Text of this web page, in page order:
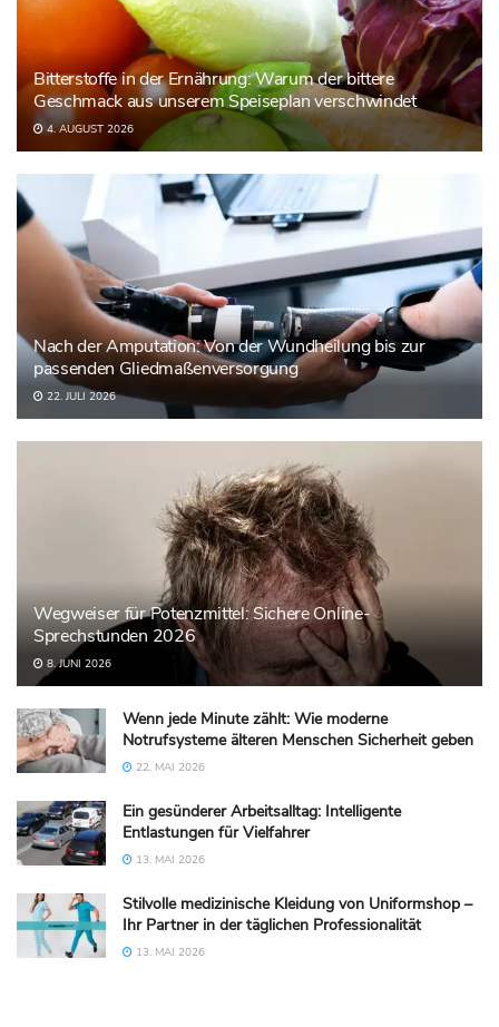
Bitterstoffe in der Ernährung: Warum der bittere
Geschmack aus unserem Speiseplan verschwindet
4. AUGUST 2026
Nach der Amputation: Von der Wundheilung bis zur
passenden Gliedmaßenversorgung
22. JULI 2026
Wegweiser für Potenzmittel: Sichere Online-
Sprechstunden 2026
8. JUNI 2026
Wenn jede Minute zählt: Wie moderne
Notrufsysteme älteren Menschen Sicherheit geben
22. MAI 2026
Ein gesünderer Arbeitsalltag: Intelligente
Entlastungen für Vielfahrer
13. MAI 2026
Stilvolle medizinische Kleidung von Uniformshop –
Ihr Partner in der täglichen Professionalität
13. MAI 2026